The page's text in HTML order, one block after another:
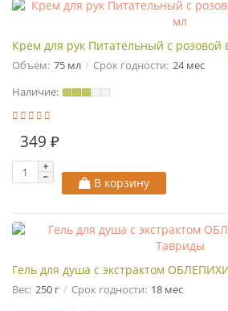
Крем для рук Питательный с
Объем: 75 мл Срок годности: 24 мес
Наличие:
349 ₽
В корзину
Гель для душа с экстрактом
Вес: 250 г Срок годности: 18 мес